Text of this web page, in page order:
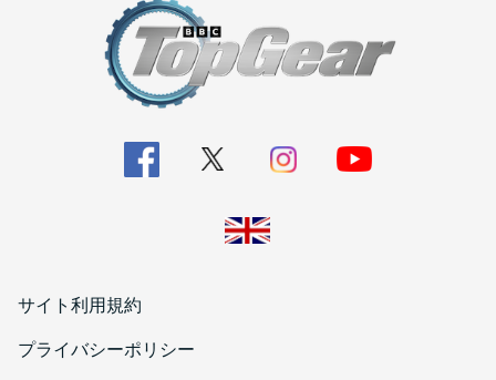
サイト利用規約
プライバシーポリシー